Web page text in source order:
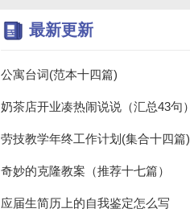
最新更新
公寓台词(范本十四篇)
奶茶店开业凑热闹说说（汇总43句）
劳技教学年终工作计划(集合十四篇)
奇妙的克隆教案（推荐十七篇）
应届生简历上的自我鉴定怎么写